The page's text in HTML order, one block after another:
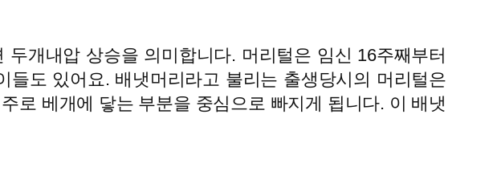
개내압 상승을 의미합니다. 머리털은 임신 16주째부터
도 있어요. 배냇머리라고 불리는 출생당시의 머리털은
로 베개에 닿는 부분을 중심으로 빠지게 됩니다. 이 배냇